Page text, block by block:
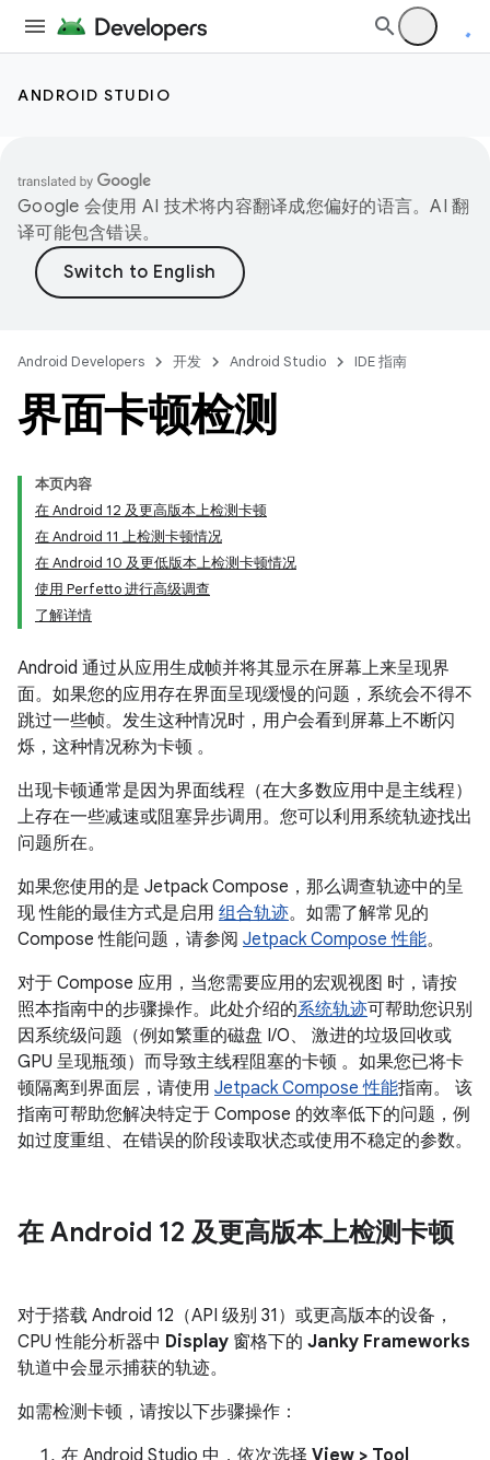
ANDROID STUDIO
Google 会使用 AI 技术将内容翻译成您偏好的语言。AI 翻
译可能包含错误。
Android Developers 开发 Android Studio IDE 指南
界面卡顿检测
本页内容
在 Android 12 及更高版本上检测卡顿
在 Android 11 上检测卡顿情况
在 Android 10 及更低版本上检测卡顿情况
使用 Perfetto 进行高级调查
了解详情
Android 通过从应用生成帧并将其显示在屏幕上来呈现界
面。如果您的应用存在界面呈现缓慢的问题，系统会不得不
跳过一些帧。发生这种情况时，用户会看到屏幕上不断闪
烁，这种情况称为卡顿 。
出现卡顿通常是因为界面线程（在大多数应用中是主线程）
上存在一些减速或阻塞异步调用。您可以利用系统轨迹找出
问题所在。
如果您使用的是 Jetpack Compose，那么调查轨迹中的呈
现 性能的最佳方式是启用 组合轨迹。如需了解常见的
Compose 性能问题，请参阅 Jetpack Compose 性能。
对于 Compose 应用，当您需要应用的宏观视图 时，请按
照本指南中的步骤操作。此处介绍的系统轨迹可帮助您识别
因系统级问题（例如繁重的磁盘 I/O、 激进的垃圾回收或
GPU 呈现瓶颈）而导致主线程阻塞的卡顿 。如果您已将卡
顿隔离到界面层，请使用 Jetpack Compose 性能指南。 该
指南可帮助您解决特定于 Compose 的效率低下的问题，例
如过度重组、在错误的阶段读取状态或使用不稳定的参数。
在 Android 12 及更高版本上检测卡顿
对于搭载 Android 12（API 级别 31）或更高版本的设备，
CPU 性能分析器中 Display 窗格下的 Janky Frameworks
轨道中会显示捕获的轨迹。
如需检测卡顿，请按以下步骤操作：
在 Android Studio 中，依次选择 View > Tool